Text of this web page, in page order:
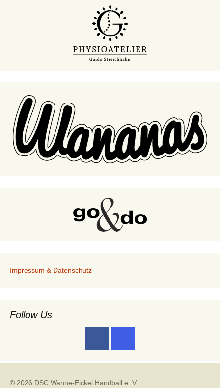
Impressum & Datenschutz
Follow Us
© 2026 DSC Wanne-Eickel Handball e. V.